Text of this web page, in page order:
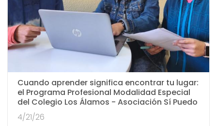
Cuando aprender significa encontrar tu lugar:
el Programa Profesional Modalidad Especial
del Colegio Los Álamos - Asociación Sí Puedo
4/21/26